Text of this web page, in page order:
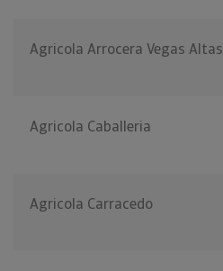
Agricola Arrocera Vegas Altas
Agricola Caballeria
Agricola Carracedo